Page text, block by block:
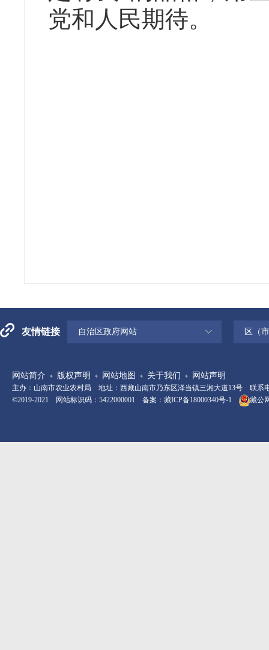
党和人民期待。
友情链接 自治区政府网站 区（
网站简介 版权声明 网站地图 关于我们 网站声明
主办：山南市农业农村局 地址：西藏山南市乃东区泽当镇三湘大道13号 联系电
©2019-2021 网站标识码：5422000001 备案： 藏ICP备18000340号-1 藏公